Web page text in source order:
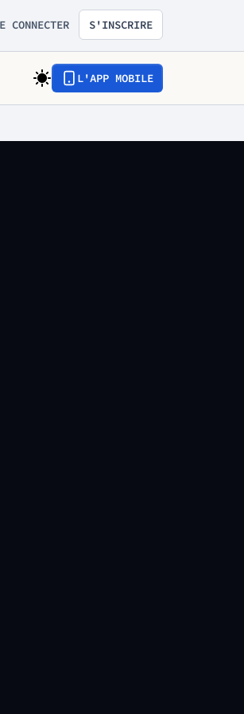
CONNECTER S'INSCRIRE
L'APP MOBILE